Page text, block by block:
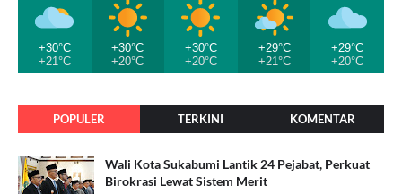
+30°C
+21°C
+30°C
+20°C
+30°C
+20°C
+29°C
+21°C
+29°C
+20°C
POPULER TERKINI KOMENTAR
Wali Kota Sukabumi Lantik 24 Pejabat, Perkuat
Birokrasi Lewat Sistem Merit